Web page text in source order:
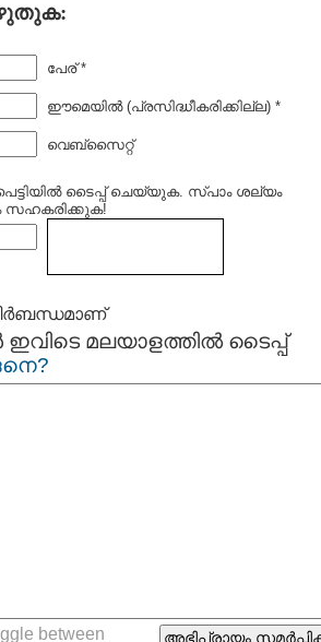
പേര് *
ഈമെയില്‍ (പ്രസിദ്ധീകരിക്കില്ല) *
വെബ്സൈറ്റ്
ടൈപ്പ്‌ ചെയ്യുക. സ്പാം ശല്യം
സഹകരിക്കുക!
മലയാളത്തില്‍ ടൈപ്പ്
between